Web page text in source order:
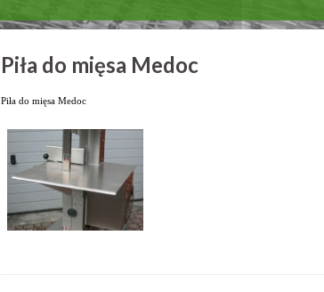
Piła do mięsa Medoc
Piła do mięsa Medoc